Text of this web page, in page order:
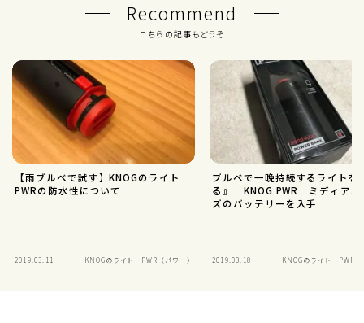
Recommend
こちらの記事もどうぞ
【雨ブルベで試す】KNOGのライト
PWRの防水性について
2019.03.11 KNOGのライト PWR（パワー）
ブルベで一晩持続するライトを
る』 KNOG PWR ミディアム
ズのバッテリーを入手
2019.03.18 KNOGのライト PWR（